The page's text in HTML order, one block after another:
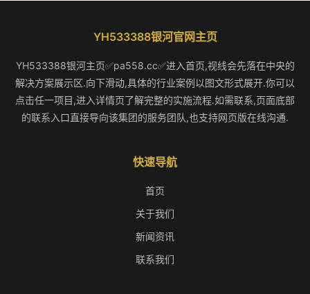
YH533388银河官网主页
YH533388银河主页✅pa558.cc✅进入首页,视线会先落在中央的
解决方案展示区.向下滑动,具体的行业案例以图文形式展开.你可以
点击任一项目,进入详情页了解完整的实施流程.如需联系,页面底部
的联系入口直接导向该集团的服务团队,也支持网页版在线沟通.
快速导航
首页
关于我们
新闻资讯
联系我们